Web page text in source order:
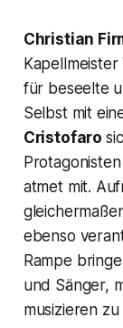
Christian
Kapellmeister
für beseelte
Selbst mit
Cristofaro
atmet mit.
ebenso
Rampe
und Sänger,
musizieren